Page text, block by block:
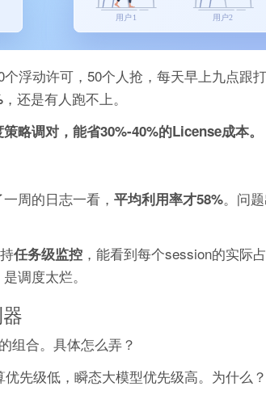
浮动许可，50个人抢，每天早上九点跟
，还是有人跑不上。
略调对，能省30%-40%的License成本。
周的日志一看， 平均利用率才58%。问
任务级监控 ，能看到每个session的实际
调度太烂。
的组合。具体怎么弄？
先级低，瞬态大模型优先级高。为什么